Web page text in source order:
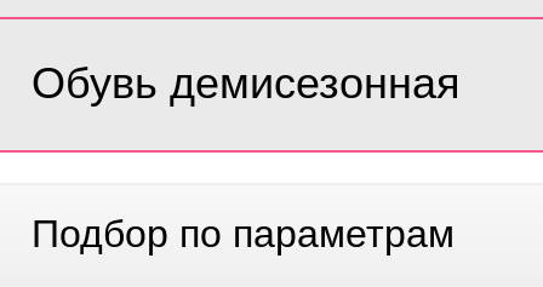
Обувь демисезонная
Подбор по параметрам